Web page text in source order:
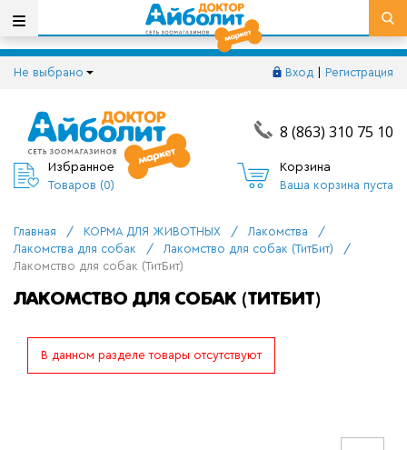
Не выбрано Вход Регистрация
8 (863) 310 75 10
Избранное
Товаров (0)
Корзина
Ваша корзина пуста
Главная / КОРМА ДЛЯ ЖИВОТНЫХ / Лакомства
/
Лакомства для собак
/ Лакомство для собак (ТитБит)
/
Лакомство для собак (ТитБит)
ЛАКОМСТВО ДЛЯ СОБАК (ТИТБИТ)
В данном разделе товары отсутствуют